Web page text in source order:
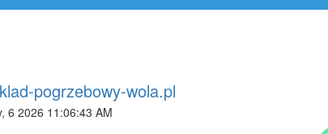
pogrzebowy-wola.pl
6 2026 11:06:43 AM